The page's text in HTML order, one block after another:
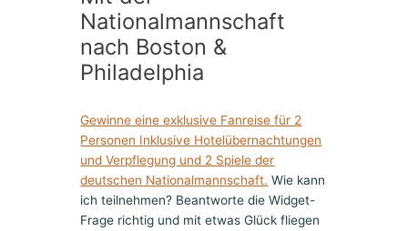
Nationalmannschaft
nach Boston &
Philadelphia
Gewinne eine exklusive Fanreise für 2
Personen Inklusive Hotelübernachtungen
und Verpflegung und 2 Spiele der
deutschen Nationalmannschaft. Wie kann
ich teilnehmen? Beantworte die Widget-
Frage richtig und mit etwas Glück fliegen